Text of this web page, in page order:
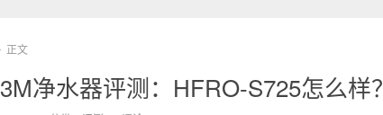
正文
净水器评测：HFRO-S725怎么样？